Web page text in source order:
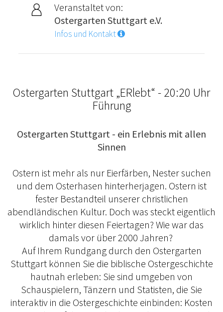
Veranstaltet von:
Ostergarten Stuttgart e.V.
Infos und Kontakt
Ostergarten Stuttgart „ERlebt“ - 20:20 Uhr
Führung
Ostergarten Stuttgart - ein Erlebnis mit allen
Sinnen
Ostern ist mehr als nur Eierfärben, Nester suchen
und dem Osterhasen hinterherjagen. Ostern ist
fester Bestandteil unserer christlichen
abendländischen Kultur. Doch was steckt eigentlich
wirklich hinter diesen Feiertagen? Wie war das
damals vor über 2000 Jahren?
Auf Ihrem Rundgang durch den Ostergarten
Stuttgart können Sie die biblische Ostergeschichte
hautnah erleben: Sie sind umgeben von
Schauspielern, Tänzern und Statisten, die Sie
interaktiv in die Ostergeschichte einbinden: Kosten